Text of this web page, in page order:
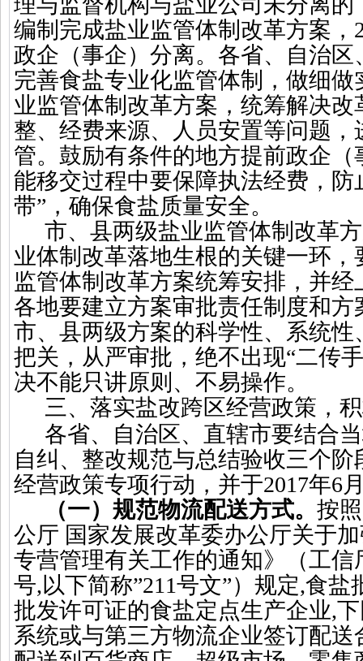
编制完成盐业监管体制改革方案，
政企（事企）分离。各省、自治
完善食盐专业化监管体制，做细
业监管体制改革方案，统筹解决
整、经费来源、人员安置等问题
管。鼓励有条件的地方提前政企
能移交过程中要保障执法经费，防
带”，确保食盐质量安全。
市、县两级盐业监管体制改革
业体制改革落地生根的关键一环
监管体制改革方案统筹安排，并
各地要建立方案审批责任制度和
市、县两级方案的科学性、系统
把关，从严审批，绝不出现“二传
决不能只讲原则、不易操作。
三、落实盐改跨区经营政策，
各省、自治区、直辖市要结合
自纠、整改规范与总结验收三个
经营政策专项行动，并于2017年6
（一）规范物流配送方式。 按
公厅 国家发展改革委办公厅关于
专营管理有关工作的通知》（工信
号,以下简称”211号文”）规定,食盐
批发许可证的食盐定点生产企业,
系统或与第三方物流企业签订配